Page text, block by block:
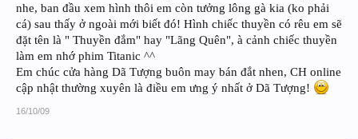
nhe, ban đầu xem hình thôi em còn tưởng lông gà kia (ko phải
cá) sau thấy ở ngoài mới biết đó! Hình chiếc thuyền có rêu em sẽ
đặt tên là " Thuyền đắm" hay "Lãng Quên", à cảnh chiếc thuyền
làm em nhớ phim Titanic ^^
Em chúc cửa hàng Dã Tượng buôn may bán đắt nhen, CH online
cập nhật thường xuyên là điều em ưng ý nhất ở Dã Tượng!
16/10/09